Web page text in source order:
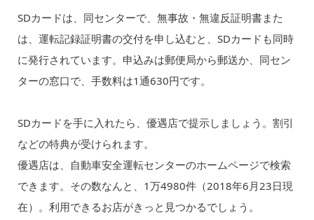
SDカードは、同センターで、無事故・無違反証明書また
は、運転記録証明書の交付を申し込むと、SDカードも同時
に発行されています。申込みは郵便局から郵送か、同セン
ターの窓口で、手数料は1通630円です。
SDカードを手に入れたら、優遇店で提示しましょう。割引
などの特典が受けられます。
優遇店は、自動車安全運転センターのホームページで検索
できます。その数なんと、1万4980件（2018年6月23日現
在）。利用できるお店がきっと見つかるでしょう。